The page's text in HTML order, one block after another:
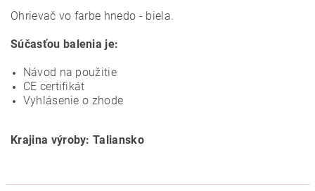
Ohrievač vo farbe hnedo - biela.
Súčasťou balenia je:
Návod na použitie
CE certifikát
Vyhlásenie o zhode
Krajina výroby: Taliansko